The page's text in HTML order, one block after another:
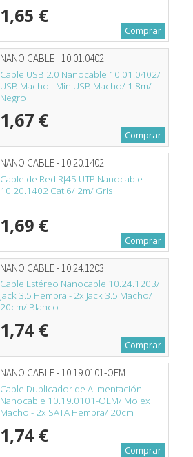
1,65 €
Comprar
NANO CABLE - 10.01.0402
Cable USB 2.0 Nanocable 10.01.0402/
USB Macho - MiniUSB Macho/ 1.8m/
Negro
1,67 €
Comprar
NANO CABLE - 10.20.1402
Cable de Red RJ45 UTP Nanocable
10.20.1402 Cat.6/ 2m/ Gris
1,69 €
Comprar
NANO CABLE - 10.24.1203
Cable Estéreo Nanocable 10.24.1203/
Jack 3.5 Hembra - 2x Jack 3.5 Macho/
20cm/ Blanco
1,74 €
Comprar
NANO CABLE - 10.19.0101-OEM
Cable Duplicador de Alimentación
Nanocable 10.19.0101-OEM/ Molex
Macho - 2x SATA Hembra/ 20cm
1,74 €
Comprar